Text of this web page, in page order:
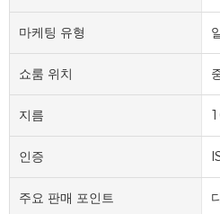
마케팅 유형
쇼룸 위치
지름
인증
주요 판매 포인트